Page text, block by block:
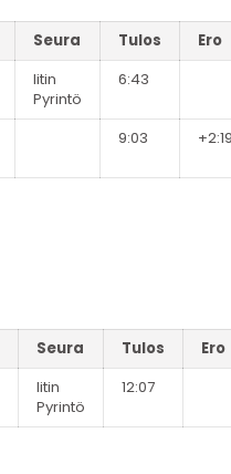
Seura Tulos
Ero
Iitin
Pyrintö
6:43
9:03
Seura Tulos
Ero
Iitin
Pyrintö
12:07